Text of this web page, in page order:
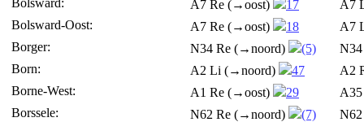
Bolsward: A7 Re (→oost) 17
A7
Bolsward-Oost:
A7 Re (→oost) 18
A7
Borger:
N34 Re (→noord) (5)
Born:
A2 Li (→noord) 47
A2
Borne-West:
A1 Re (→oost) 29
Borssele:
N62 Re (→noord) (7)